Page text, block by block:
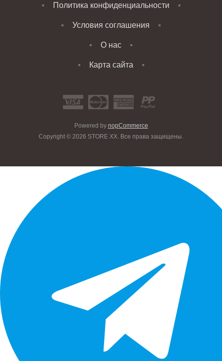
Политика конфиденциальности
Условия соглашения
О нас
Карта сайта
Powered by nopCommerce
Copyright © 2026 STORE XX. Все права защищены.